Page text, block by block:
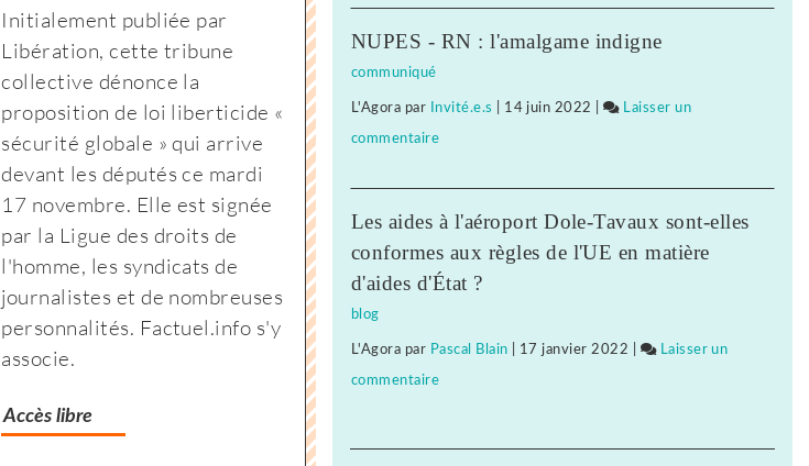
associations
jurassiennes
d’éducation
montent
Initialement publiée par
Libération, cette tribune
collective dénonce la
proposition de loi liberticide «
sécurité globale » qui arrive
devant les députés ce mardi
17 novembre. Elle est signée
par la Ligue des droits de
l'homme, les syndicats de
journalistes et de nombreuses
personnalités. Factuel.info s'y
associe.
Accès libre
d’éducation
montent
à
droite
au
NUPES - RN : l'amalgame indigne
communiqué
L'Agora par Invité.e.s 14 juin 2022 | Laisser un
commentaire
à
l’extrême-
droite
des
d’éducation
Les aides à l'aéroport Dole-Tavaux sont-elles
conformes aux règles de l'UE en matière
d'aides d'État ?
blog
L'Agora par Pascal Blain 17 janvier 2022 Laisser un
commentaire